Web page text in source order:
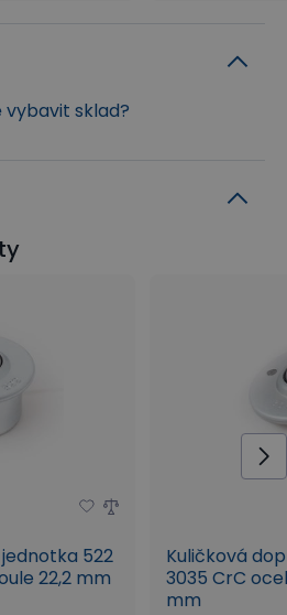
sklad?
522
22,2 mm
Kuličková
3035 CrC
mm